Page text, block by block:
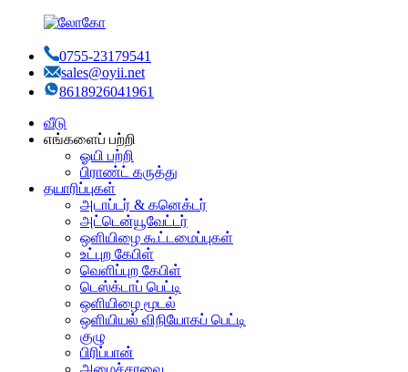
0755-23179541
sales@oyii.net
8618926041961
வீடு
எங்களைப் பற்றி
ஓயி பற்றி
பிராண்ட் கருத்து
தயாரிப்புகள்
அடாப்டர் & கனெக்டர்
அட்டென்யூவேட்டர்
ஒளியிழை கூட்டமைப்புகள்
உட்புற கேபிள்
வெளிப்புற கேபிள்
டெஸ்க்டாப் பெட்டி
ஒளியிழை மூடல்
ஒளியியல் விநியோகப் பெட்டி
குழு
பிரிப்பான்
அமைச்சரவை